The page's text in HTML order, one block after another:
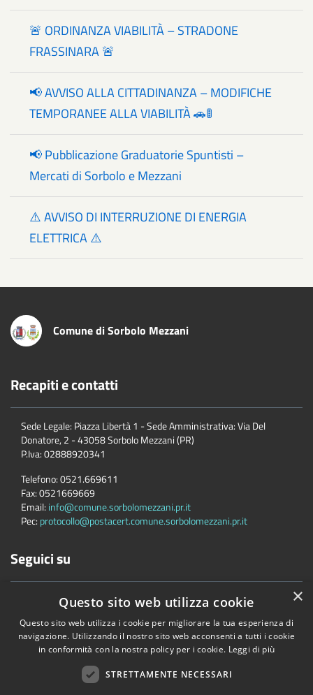
🚨 ORDINANZA VIABILITÀ – STRADONE
FRASSINARA 🚨
📢 AVVISO ALLA CITTADINANZA – MODIFICHE
TEMPORANEE ALLA VIABILITÀ 🚗🚦
📢 Pubblicazione Graduatorie Spuntisti –
Mercati di Sorbolo e Mezzani
⚠️ AVVISO DI INTERRUZIONE DI ENERGIA
ELETTRICA ⚠️
Comune di Sorbolo Mezzani
Recapiti e contatti
Sede Legale: Piazza Libertà 1 - Sede Amministrativa: Via Del
Donatore, 2 - 43058 Sorbolo Mezzani (PR)
P.Iva:02888920341
Telefono:0521.669611
Fax:0521669669
Email: info@comune.sorbolomezzani.pr.it
Pec: protocollo@postacert.comune.sorbolomezzani.pr.it
Seguici su
Accessibilità
×
Questo sito web utilizza cookie
Questo sito web utilizza i cookie per migliorare la tua esperienza di
navigazione. Utilizzando il nostro sito web acconsenti a tutti i cookie
in conformità con la nostra policy per i cookie. Leggi di più
STRETTAMENTE NECESSARI